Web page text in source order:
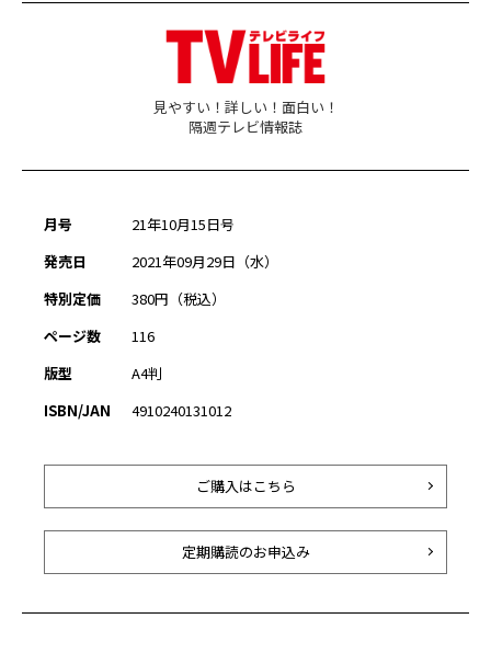
見やすい！詳しい！面白い！
隔週テレビ情報誌
月号
21年10月15日号
発売日
2021年09月29日（水）
特別定価
380円（税込）
ページ数
116
版型
A4判
ISBN/JAN
4910240131012
ご購入はこちら
定期購読のお申込み